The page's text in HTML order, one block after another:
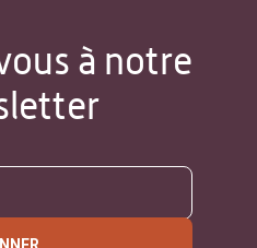
à notre